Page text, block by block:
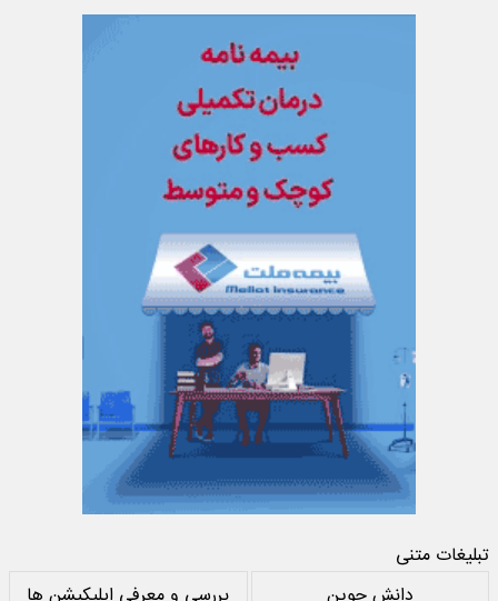
تبلیغات متنی